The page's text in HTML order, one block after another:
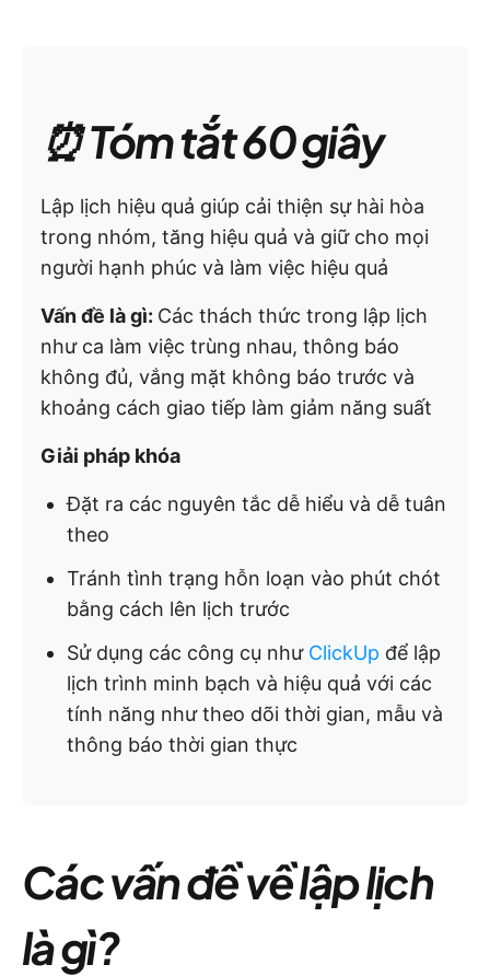
⏰ Tóm tắt 60 giây
Lập lịch hiệu quả giúp cải thiện sự hài hòa
trong nhóm, tăng hiệu quả và giữ cho mọi
người hạnh phúc và làm việc hiệu quả
Vấn đề là gì: Các thách thức trong lập lịch
như ca làm việc trùng nhau, thông báo
không đủ, vắng mặt không báo trước và
khoảng cách giao tiếp làm giảm năng suất
Giải pháp khóa
Đặt ra các nguyên tắc dễ hiểu và dễ tuân
theo
Tránh tình trạng hỗn loạn vào phút chót
bằng cách lên lịch trước
Sử dụng các công cụ như ClickUp để lập
lịch trình minh bạch và hiệu quả với các
tính năng như theo dõi thời gian, mẫu và
thông báo thời gian thực
Các vấn đề về lập lịch
là gì?